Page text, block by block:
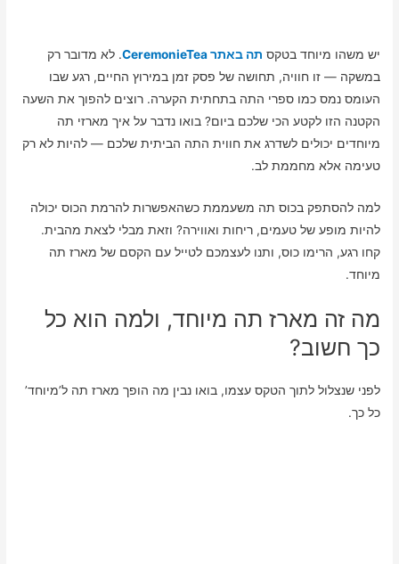
יש משהו מיוחד בטקס תה באתר CeremonieTea
. לא מדובר רק
במשקה — זו חוויה, תחושה של פסק זמן במירוץ החיים, רגע שבו
העומס נמס כמו ספרי התה בתחתית הקערה. רוצים להפוך את השעה
הקטנה הזו לקטע הכי שלכם ביום? בואו נדבר על איך מארזי תה
מיוחדים יכולים לשדרג את חווית התה הביתית שלכם — להיות לא רק
טעימה אלא מחממת לב.
למה להסתפק בכוס תה משעממת כשהאפשרות להרמת הכוס יכולה
להיות מופע של טעמים, ריחות ואווירה? וזאת מבלי לצאת מהבית.
קחו רגע, הרימו כוס, ותנו לעצמכם לטייל עם הקסם של מארז תה
מיוחד.
מה זה מארז תה מיוחד, ולמה הוא כל
כך חשוב?
לפני שנצלול לתוך הטקס עצמו, בואו נבין מה הופך מארז תה ל’מיוחד’
כל כך.